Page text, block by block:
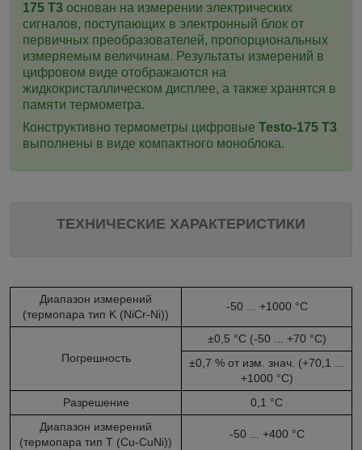
175 T3 основан на измерении электрических
сигналов, поступающих в электронный блок от
первичных преобразователей, пропорциональных
измеряемым величинам. Результаты измерений в
цифровом виде отображаются на
жидкокристаллическом дисплее, а также хранятся в
памяти термометра.
Конструктивно термометры цифровые Testo-175 T3
выполнены в виде компактного моноблока.
ТЕХНИЧЕСКИЕ ХАРАКТЕРИСТИКИ
Диапазон измерений
(термопара тип K (NiCr-Ni))
-50 ... +1000 °C
Погрешность
±0,5 °C (-50 ... +70 °C)
±0,7 % от изм. знач. (+70,1 ...
+1000 °C)
Разрешение
0,1 °C
Диапазон измерений
(термопара тип T (Cu-CuNi))
-50 ... +400 °C